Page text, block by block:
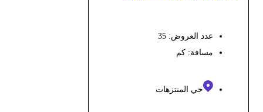
عدد العروض: 35
مسافة:كم
حي المنتزهات